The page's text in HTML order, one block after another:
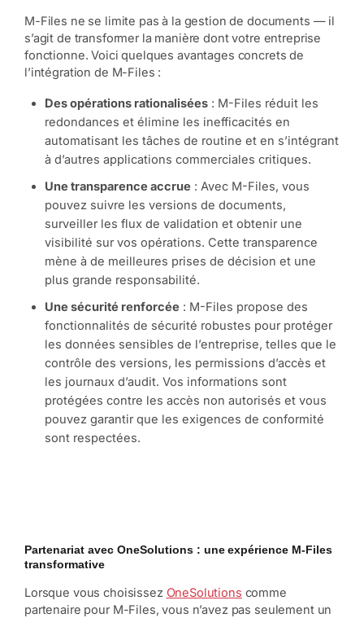
M-Files ne se limite pas à la gestion de documents — il
s’agit de transformer la manière dont votre entreprise
fonctionne. Voici quelques avantages concrets de
l’intégration de M-Files :
Des opérations rationalisées : M-Files réduit les
redondances et élimine les inefficacités en
automatisant les tâches de routine et en s’intégrant
à d’autres applications commerciales critiques.
Une transparence accrue : Avec M-Files, vous
pouvez suivre les versions de documents,
surveiller les flux de validation et obtenir une
visibilité sur vos opérations. Cette transparence
mène à de meilleures prises de décision et une
plus grande responsabilité.
Une sécurité renforcée : M-Files propose des
fonctionnalités de sécurité robustes pour protéger
les données sensibles de l’entreprise, telles que le
contrôle des versions, les permissions d’accès et
les journaux d’audit. Vos informations sont
protégées contre les accès non autorisés et vous
pouvez garantir que les exigences de conformité
sont respectées.
Partenariat avec OneSolutions : une expérience M-Files
transformative
Lorsque vous choisissez OneSolutions comme
partenaire pour M-Files, vous n’avez pas seulement un